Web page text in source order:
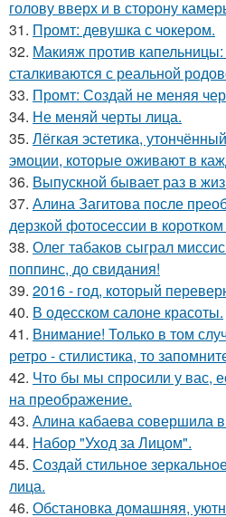
голову вверх и в сторону
31. Промт: девушка с чокером.
32. Макияж против
сталкиваются с реальной
33. Промт: Создай не меняя
34. Не меняй черты лица.
35. Лёгкая эстетика,
эмоции, которые оживают в
36. Выпускной бывает раз в
37. Алина Загитова после
дерзкой фотосессии в
38. Олег табаков сыграл
поппинс, до свидания!
39. 2016 - год, который
40. В одесском салоне красоты.
41. Внимание! Только в том
ретро - стилистика, то
42. Что бы мы спросили у вас,
на преображение.
43. Алина кабаева совершила
44. Набор "Уход за Лицом".
45. Создай стильное
лица.
46. Обстановка домашняя,